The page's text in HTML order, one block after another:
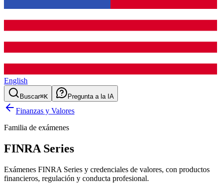
English
Buscar⌘K Pregunta a la IA
Finanzas y Valores
Familia de exámenes
FINRA Series
Exámenes FINRA Series y credenciales de valores, con productos
financieros, regulación y conducta profesional.